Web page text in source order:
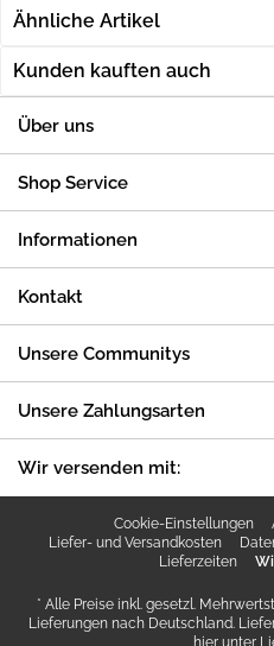
Ähnliche Artikel
Kunden kauften auch
Über uns
Shop Service
Informationen
Kontakt
Unsere Communitys
Unsere Zahlungsarten
Wir versenden mit:
Cookie-Einstellungen
Liefer- und Versandkosten
Lieferzeiten
* Alle Preise inkl. gesetzl.
Lieferungen nach Deutschland.
hier unter